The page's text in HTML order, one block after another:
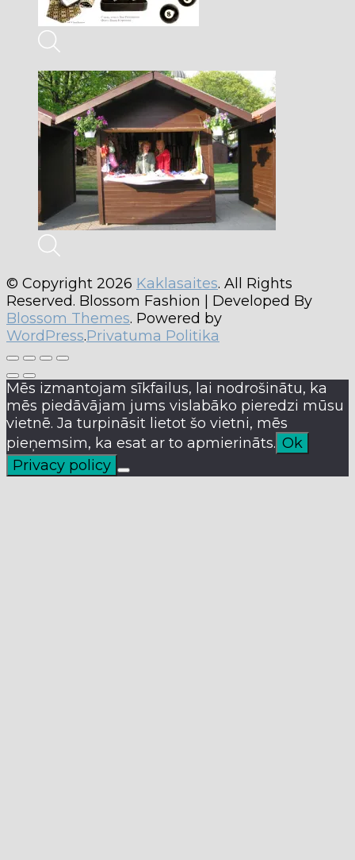
© Copyright 2026 Kaklasaites. All Rights
Reserved. Blossom Fashion | Developed By
Blossom Themes. Powered by
WordPress.Privatuma Politika
Mēs izmantojam sīkfailus, lai nodrošinātu, ka
mēs piedāvājam jums vislabāko pieredzi mūsu
vietnē. Ja turpināsit lietot šo vietni, mēs
pieņemsim, ka esat ar to apmierināts. Ok
Privacy policy